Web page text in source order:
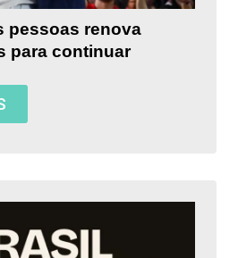
pessoas renova
para continuar